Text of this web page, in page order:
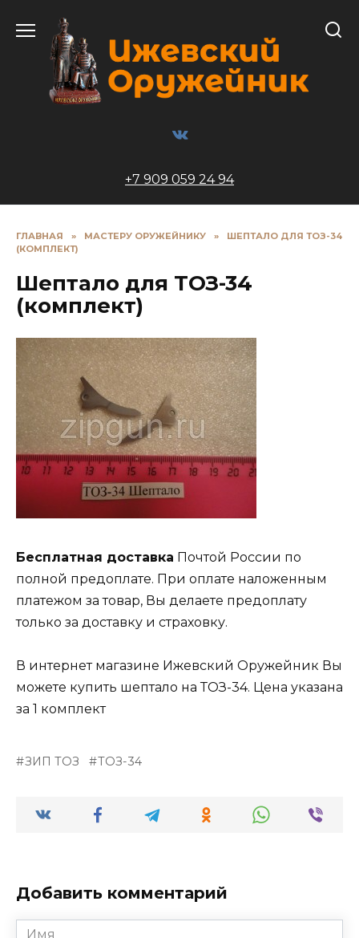
содержанию
+7 909 059 24 94
ГЛАВНАЯ » МАСТЕРУ ОРУЖЕЙНИКУ »
ШЕПТАЛО ДЛЯ ТОЗ-34
(КОМПЛЕКТ)
Шептало для ТОЗ-34
(комплект)
Бесплатная доставка Почтой России по
полной предоплате. При оплате наложенным
платежом за товар, Вы делаете предоплату
только за доставку и страховку.
В интернет магазине Ижевский Оружейник Вы
можете купить шептало на ТОЗ-34. Цена указана
за 1 комплект
ЗИП ТОЗ ТОЗ-34
Добавить комментарий
Имя